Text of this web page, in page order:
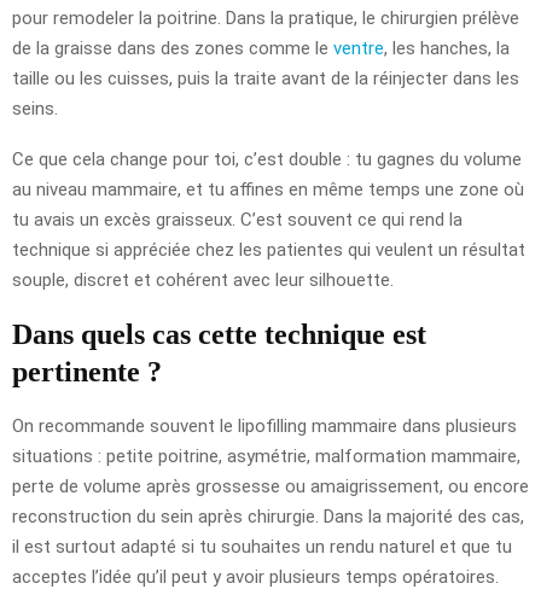
pour remodeler la poitrine. Dans la pratique, le chirurgien prélève
de la graisse dans des zones comme le ventre, les hanches, la
taille ou les cuisses, puis la traite avant de la réinjecter dans les
seins.
Ce que cela change pour toi, c’est double : tu gagnes du volume
au niveau mammaire, et tu affines en même temps une zone où
tu avais un excès graisseux. C’est souvent ce qui rend la
technique si appréciée chez les patientes qui veulent un résultat
souple, discret et cohérent avec leur silhouette.
Dans quels cas cette technique est
pertinente ?
On recommande souvent le lipofilling mammaire dans plusieurs
situations : petite poitrine, asymétrie, malformation mammaire,
perte de volume après grossesse ou amaigrissement, ou encore
reconstruction du sein après chirurgie. Dans la majorité des cas,
il est surtout adapté si tu souhaites un rendu naturel et que tu
acceptes l’idée qu’il peut y avoir plusieurs temps opératoires.